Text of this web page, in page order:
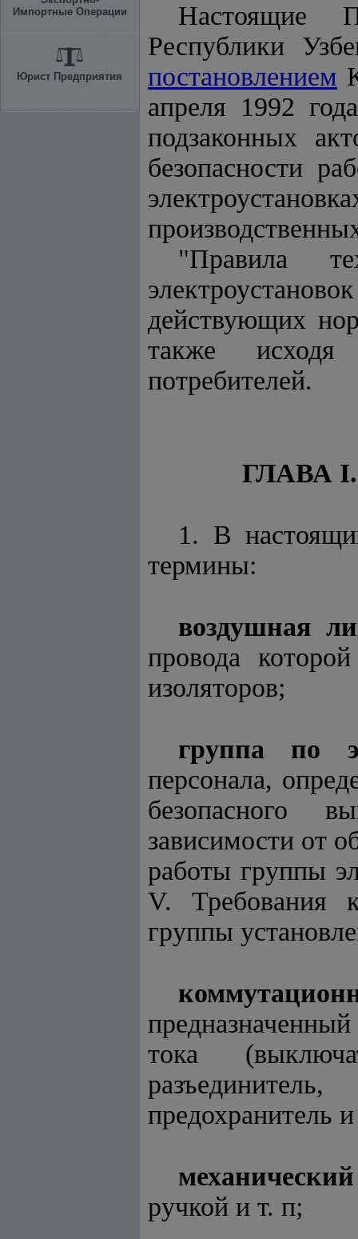
Импортные Операции
Юрист Предприятия
Настоящие
Республики
постановлением
апреля 1992
подзаконных
безопасности
"Правила
действующих
также исходя
потребителей.
ГЛАВА
1. В
термины:
воздушная
провода
изоляторов;
группа по
персонала,
безопасного
зависимости от
работы группы
V. Требования
группы
тока
предохранитель
ручкой и т. п;